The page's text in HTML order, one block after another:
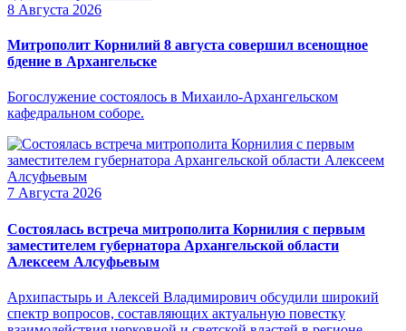
8 Августа 2026
Митрополит Корнилий 8 августа совершил всенощное
бдение в Архангельске
Богослужение состоялось в Михаило-Архангельском
кафедральном соборе.
7 Августа 2026
Состоялась встреча митрополита Корнилия с первым
заместителем губернатора Архангельской области
Алексеем Алсуфьевым
Архипастырь и Алексей Владимирович обсудили широкий
спектр вопросов, составляющих актуальную повестку